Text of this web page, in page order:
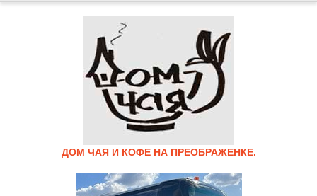
ДОМ ЧАЯ И КОФЕ НА ПРЕОБРАЖЕНКЕ.